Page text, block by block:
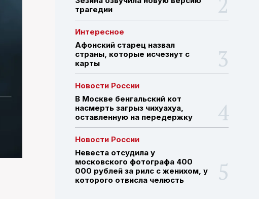
ПОИСК ПО САЙТУ
трагедии
Интересное
Афонский старец назвал
страны, которые исчезнут с
карты
Новости России
В Москве бенгальский кот
насмерть загрыз чихуахуа,
оставленную на передержку
Новости России
Невеста отсудила у
московского фотографа 400
000 рублей за рилс с женихом, у
которого отвисла челюсть